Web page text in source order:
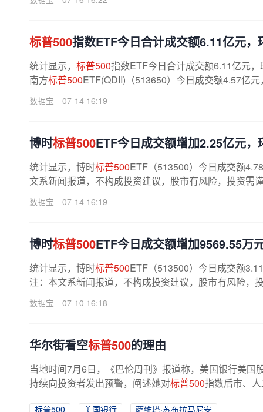
标普500指数ETF今日合计成交额6.11亿元
统计显示， 标普500指数ETF今日合计成交额6.11亿元
南方标普500ETF(QDII)（513650）今日成交额4.57亿
数据宝 07-14 16:19
博时标普500ETF今日成交额增加2.25亿元
统计显示，博时标普500ETF（513500）今日成交额
文系新闻报道，不构成投资建议，股市有风险，投资需
数据宝 07-14 16:19
博时标普500ETF今日成交额增加9569.55万
统计显示，博时标普500ETF（513500）今日成交额
注：本文系新闻报道，不构成投资建议，股市有风险，
数据宝 07-10 16:18
华尔街看空标普500的理由
当地时间7月6日，《巴伦周刊》报道称，美国银行美国
持续向投资者发出预警，阐述她对标普500指数后市、
标普500 美国银行
萨维塔·苏布拉马尼安